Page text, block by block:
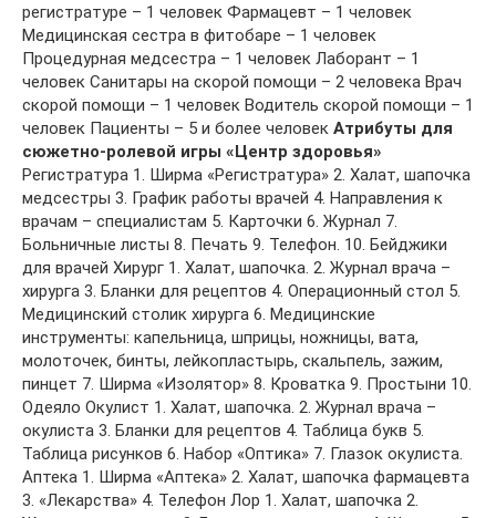
регистратуре – 1 человек Фармацевт – 1 человек
Медицинская сестра в фитобаре – 1 человек
Процедурная медсестра – 1 человек Лаборант – 1
человек Санитары на скорой помощи – 2 человека Врач
скорой помощи – 1 человек Водитель скорой помощи – 1
человек Пациенты – 5 и более человек Атрибуты для
сюжетно-ролевой игры «Центр здоровья»
Регистратура 1. Ширма «Регистратура» 2. Халат, шапочка
медсестры 3. График работы врачей 4. Направления к
врачам – специалистам 5. Карточки 6. Журнал 7.
Больничные листы 8. Печать 9. Телефон. 10. Бейджики
для врачей Хирург 1. Халат, шапочка. 2. Журнал врача –
хирурга 3. Бланки для рецептов 4. Операционный стол 5.
Медицинский столик хирурга 6. Медицинские
инструменты: капельница, шприцы, ножницы, вата,
молоточек, бинты, лейкопластырь, скальпель, зажим,
пинцет 7. Ширма «Изолятор» 8. Кроватка 9. Простыни 10.
Одеяло Окулист 1. Халат, шапочка. 2. Журнал врача –
окулиста 3. Бланки для рецептов 4. Таблица букв 5.
Таблица рисунков 6. Набор «Оптика» 7. Глазок окулиста.
Аптека 1. Ширма «Аптека» 2. Халат, шапочка фармацевта
3. «Лекарства» 4. Телефон Лор 1. Халат, шапочка 2.